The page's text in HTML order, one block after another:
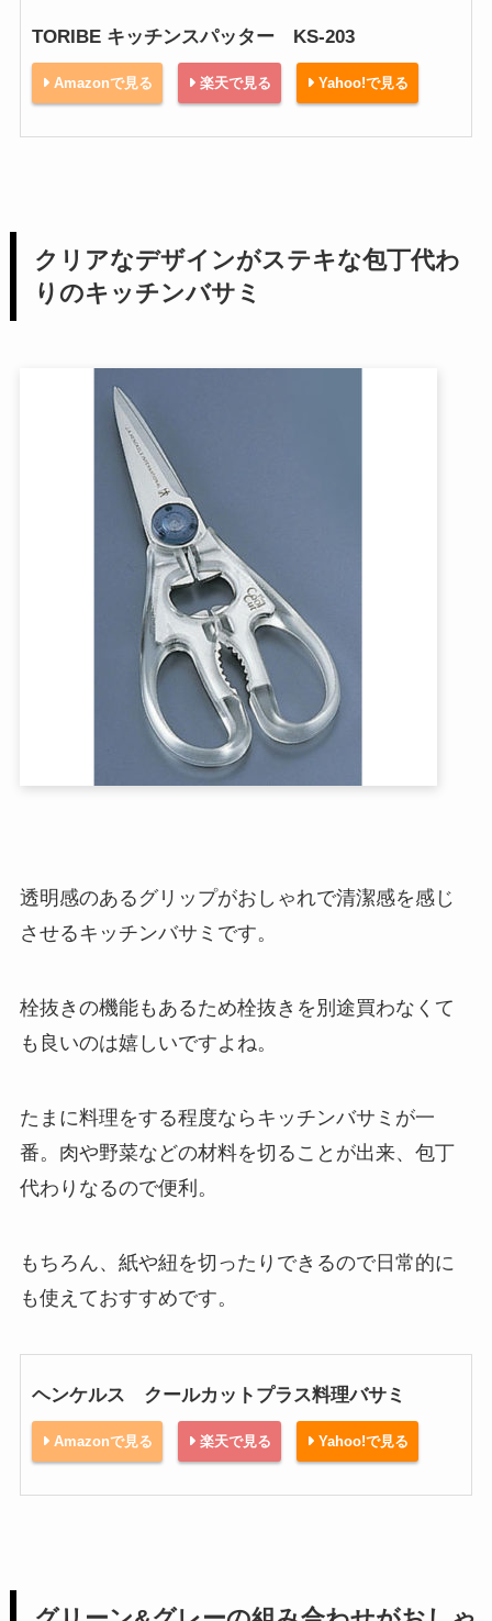
TORIBE キッチンスパッター KS-203
Amazonで見る 楽天で見る Yahoo!で見る
クリアなデザインがステキな包丁代わ
りのキッチンバサミ
透明感のあるグリップがおしゃれで清潔感を感じ
させるキッチンバサミです。
栓抜きの機能もあるため栓抜きを別途買わなくて
も良いのは嬉しいですよね。
たまに料理をする程度ならキッチンバサミが一
番。肉や野菜などの材料を切ることが出来、包丁
代わりなるので便利。
もちろん、紙や紐を切ったりできるので日常的に
も使えておすすめです。
ヘンケルス クールカットプラス料理バサミ
Amazonで見る 楽天で見る Yahoo!で見る